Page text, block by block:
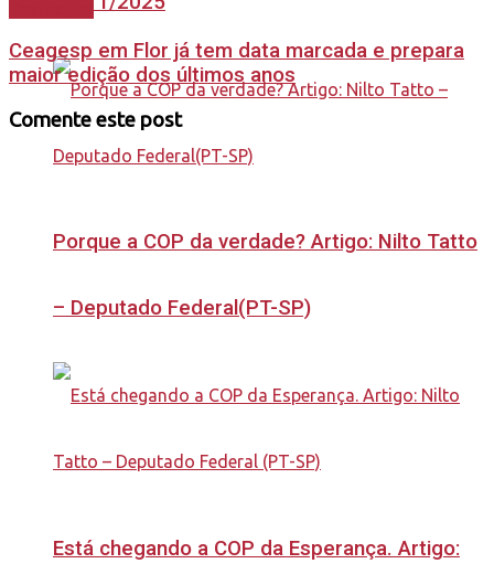
Porque a COP da verdade? Artigo: Nilto Tatto
– Deputado Federal(PT-SP)
Está chegando a COP da Esperança. Artigo:
Ceagesp em Flor já tem data marcada e prepara
maior edição dos últimos anos
Comente este post